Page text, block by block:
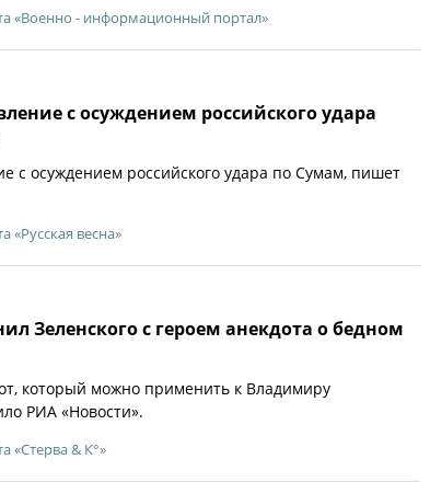
«Военно - информационный портал»
с осуждением российского удара
с осуждением российского удара по Сумам, пишет
«Русская весна»
Зеленского с героем анекдота о бедном
который можно применить к Владимиру
РИА «Новости».
«Стерва & К°»